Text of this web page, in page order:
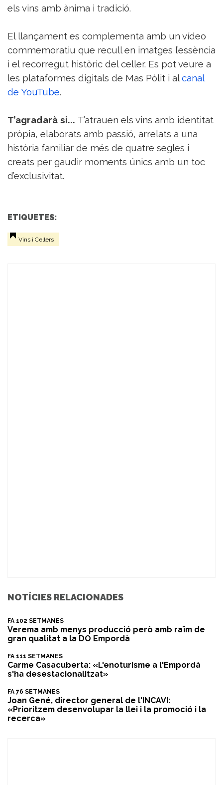
els vins amb ànima i tradició.
El llançament es complementa amb un vídeo
commemoratiu que recull en imatges l’essència
i el recorregut històric del celler. Es pot veure a
les plataformes digitals de Mas Pòlit i alcanal
de YouTube.
T’agradarà si... T’atrauen els vins amb identitat
pròpia, elaborats amb passió, arrelats a una
història familiar de més de quatre segles i
creats per gaudir moments únics amb un toc
d’exclusivitat.
ETIQUETES:
Vins i Cellers
NOTÍCIES RELACIONADES
FA 102 SETMANES
Verema amb menys producció però amb raïm de
gran qualitat a la DO Empordà
FA 111 SETMANES
Carme Casacuberta: «L'enoturisme a l'Empordà
s'ha desestacionalitzat»
FA 76 SETMANES
Joan Gené, director general de l'INCAVI:
«Prioritzem desenvolupar la llei i la promoció i la
recerca»